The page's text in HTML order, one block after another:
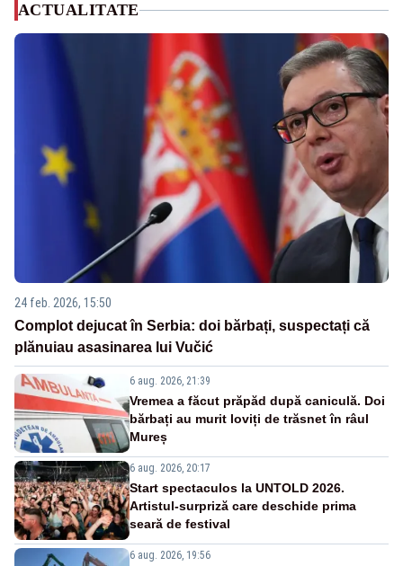
ACTUALITATE
24 feb. 2026, 15:50
Complot dejucat în Serbia: doi bărbați, suspectați că
plănuiau asasinarea lui Vučić
6 aug. 2026, 21:39
Vremea a făcut prăpăd după caniculă. Doi
bărbați au murit loviți de trăsnet în râul
Mureș
6 aug. 2026, 20:17
Start spectaculos la UNTOLD 2026.
Artistul-surpriză care deschide prima
seară de festival
6 aug. 2026, 19:56